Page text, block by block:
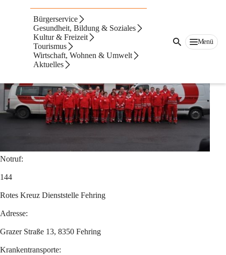
Bürgerservice
Gesundheit, Bildung & Soziales
Kultur & Freizeit
Tourismus
Wirtschaft, Wohnen & Umwelt
Aktuelles
Menü
Rotes Kreuz Fehring
Notruf:
144
Rotes Kreuz Dienststelle Fehring
Adresse:
Grazer Straße 13, 8350 Fehring
Krankentransporte: